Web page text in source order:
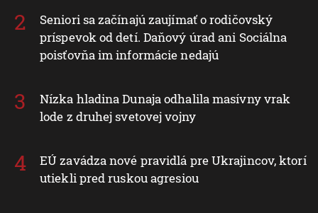
Seniori sa začínajú zaujímať o rodičovský
príspevok od detí. Daňový úrad ani Sociálna
poisťovňa im informácie nedajú
Nízka hladina Dunaja odhalila masívny vrak
lode z druhej svetovej vojny
EÚ zavádza nové pravidlá pre Ukrajincov, ktorí
utiekli pred ruskou agresiou